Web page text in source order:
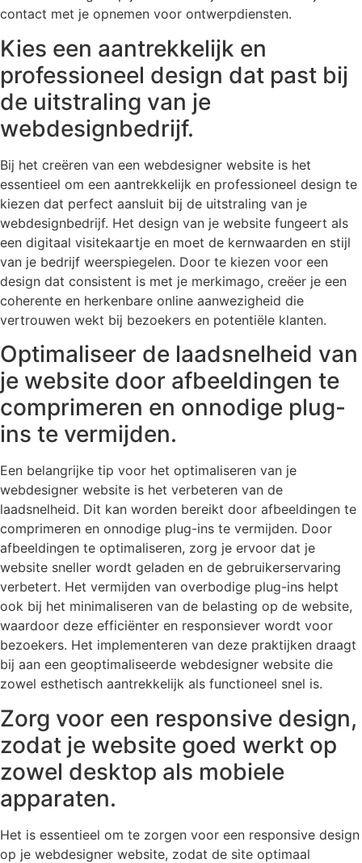
contact met je opnemen voor ontwerpdiensten.
Kies een aantrekkelijk en
professioneel design dat past bij
de uitstraling van je
webdesignbedrijf.
Bij het creëren van een webdesigner website is het
essentieel om een aantrekkelijk en professioneel design te
kiezen dat perfect aansluit bij de uitstraling van je
webdesignbedrijf. Het design van je website fungeert als
een digitaal visitekaartje en moet de kernwaarden en stijl
van je bedrijf weerspiegelen. Door te kiezen voor een
design dat consistent is met je merkimago, creëer je een
coherente en herkenbare online aanwezigheid die
vertrouwen wekt bij bezoekers en potentiële klanten.
Optimaliseer de laadsnelheid van
je website door afbeeldingen te
comprimeren en onnodige plug-
ins te vermijden.
Een belangrijke tip voor het optimaliseren van je
webdesigner website is het verbeteren van de
laadsnelheid. Dit kan worden bereikt door afbeeldingen te
comprimeren en onnodige plug-ins te vermijden. Door
afbeeldingen te optimaliseren, zorg je ervoor dat je
website sneller wordt geladen en de gebruikerservaring
verbetert. Het vermijden van overbodige plug-ins helpt
ook bij het minimaliseren van de belasting op de website,
waardoor deze efficiënter en responsiever wordt voor
bezoekers. Het implementeren van deze praktijken draagt
bij aan een geoptimaliseerde webdesigner website die
zowel esthetisch aantrekkelijk als functioneel snel is.
Zorg voor een responsive design,
zodat je website goed werkt op
zowel desktop als mobiele
apparaten.
Het is essentieel om te zorgen voor een responsive design
op je webdesigner website, zodat de site optimaal